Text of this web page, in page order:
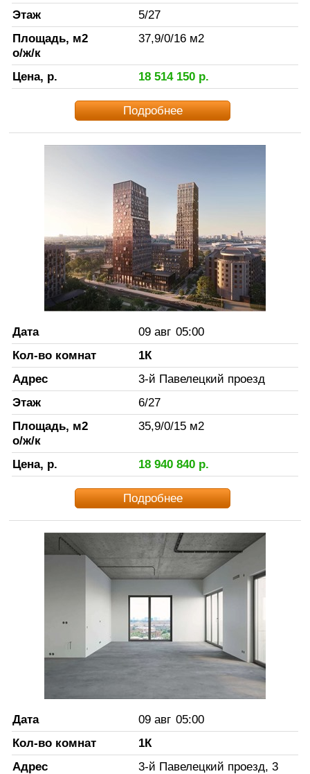
Этаж
5/27
Площадь, м2
о/ж/к
37,9/0/16 м2
Цена, р. 18 514 150р.
Подробнее
Дата 09 авг 05:00
Кол-во комнат
1К
Адрес
3-й Павелецкий проезд
Этаж
6/27
Площадь, м2
о/ж/к
35,9/0/15 м2
Цена, р. 18 940 840р.
Подробнее
Дата 09 авг 05:00
Кол-во комнат
1К
Адрес
3-й Павелецкий проезд, 3